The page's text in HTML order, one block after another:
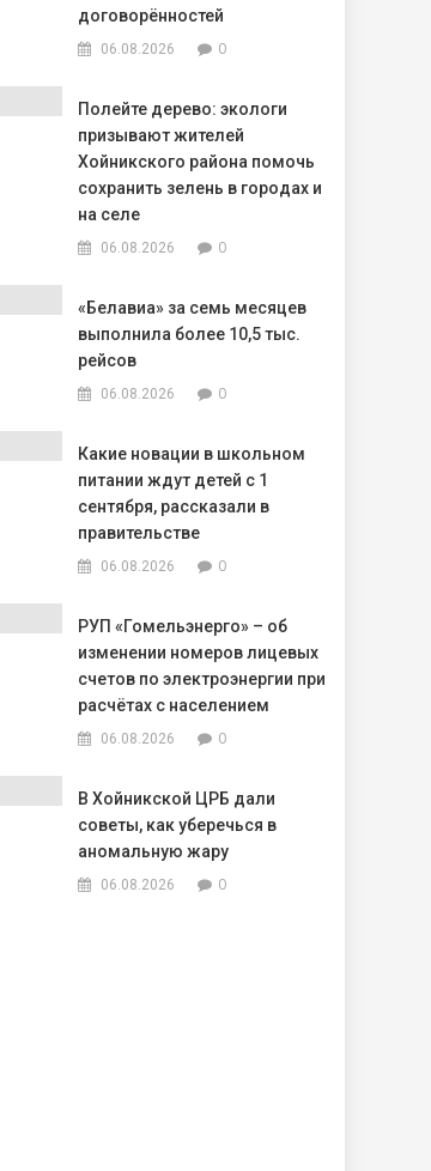
договорённостей
06.08.2026 0
Полейте дерево: экологи
призывают жителей
Хойникского района помочь
сохранить зелень в городах и
на селе
06.08.2026 0
«Белавиа» за семь месяцев
выполнила более 10,5 тыс.
рейсов
06.08.2026 0
Какие новации в школьном
питании ждут детей с 1
сентября, рассказали в
правительстве
06.08.2026 0
РУП «Гомельэнерго» – об
изменении номеров лицевых
счетов по электроэнергии при
расчётах с населением
06.08.2026 0
В Хойникской ЦРБ дали
советы, как уберечься в
аномальную жару
06.08.2026 0